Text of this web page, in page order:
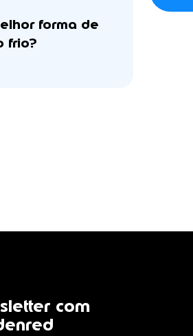
forma de
frio?
com